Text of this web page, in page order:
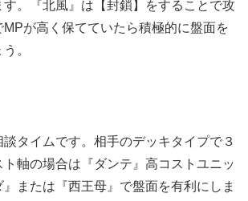
す。『北風』は【封鎖】をすることで攻
が高く保てていたら積極的に盤面を
。
タイムです。相手のデッキタイプで３
ト軸の場合は『ダンテ』高コストユニッ
』または『西王母』で盤面を有利にしま